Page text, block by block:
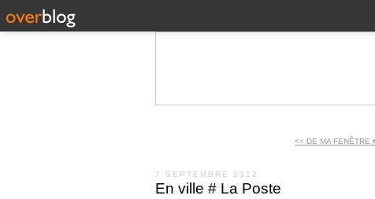
<< DE MA FENÊTRE
7 SEPTEMBRE 2012
En ville # La Poste